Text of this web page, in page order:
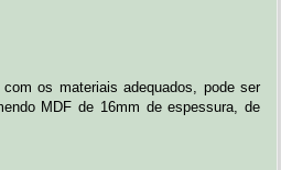
os materiais adequados, pode ser
MDF de 16mm de espessura, de